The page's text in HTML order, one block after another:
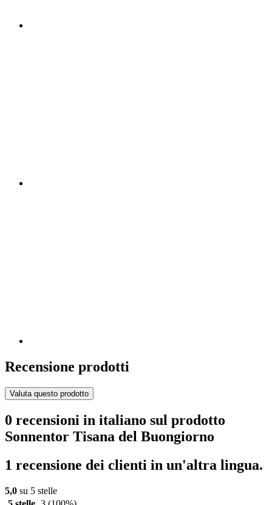
Recensione prodotti
Valuta questo prodotto
0 recensioni in italiano sul prodotto
Sonnentor Tisana del Buongiorno
1 recensione dei clienti in un'altra lingua.
5,0 su 5 stelle